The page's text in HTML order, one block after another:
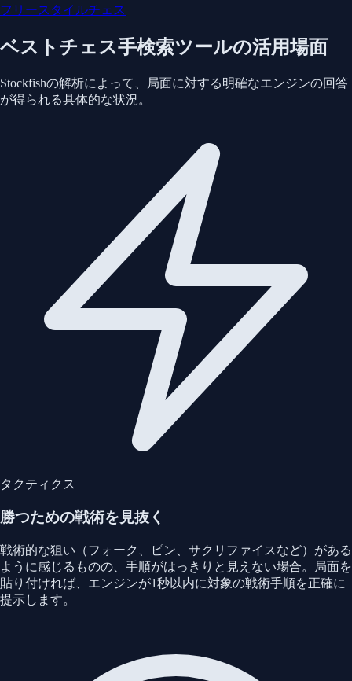
フリースタイルチェス
ベストチェス手検索ツールの活用場面
Stockfishの解析によって、局面に対する明確なエンジンの回答
が得られる具体的な状況。
タクティクス
勝つための戦術を見抜く
戦術的な狙い（フォーク、ピン、サクリファイスなど）がある
ように感じるものの、手順がはっきりと見えない場合。局面を
貼り付ければ、エンジンが1秒以内に対象の戦術手順を正確に
提示します。